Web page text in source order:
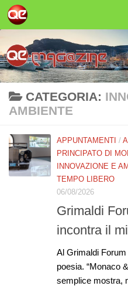
Salta al contenuto
CATEGORIA:
AMBIENTE
APPUNTAMENTI /
PRINCIPATO DI
INNOVAZIONE E
TEMPO LIBERO
06/08/2026
Grimaldi
incontra il
Al Grimaldi
poesia. “Monaco
semplice mostra,